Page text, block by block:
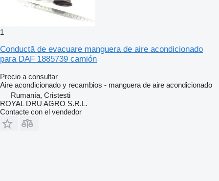
1
Conductă de evacuare manguera de aire acondicionado
para DAF 1885739 camión
Precio a consultar
Aire acondicionado y recambios - manguera de aire acondicionado
Rumanía, Cristesti
ROYAL DRU AGRO S.R.L.
Contacte con el vendedor